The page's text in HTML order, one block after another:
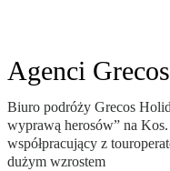
Agenci
Biuro podróży Grecos
wyprawą herosów” na
współpracujący z
dużym wzrostem